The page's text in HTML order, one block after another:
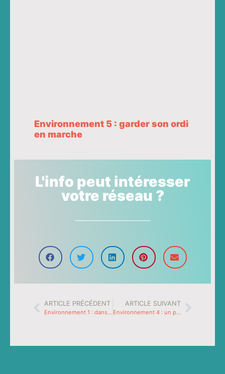
Environnement 5 : garder son ordi
en marche
L'info peut intéresser
votre réseau ?
ARTICLE PRÉCÉDENT
Environnement 1 : dans les fils de l’ordinateur
ARTICLE SUIVANT
Environnement 4 : un peu de soi dans la machine